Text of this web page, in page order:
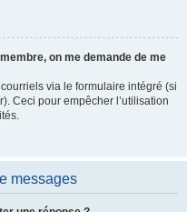
on me demande de me
via le formulaire intégré (si
Ceci pour empêcher l’utilisation
messages